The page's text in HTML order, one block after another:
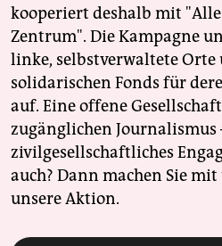
kooperiert deshalb mit
Zentrum". Die Kampagne
linke, selbstverwaltete Orte
solidarischen Fonds für
auf. Eine offene
zugänglichen Journalismus
zivilgesellschaftliches
auch? Dann machen Sie
unsere Aktion.